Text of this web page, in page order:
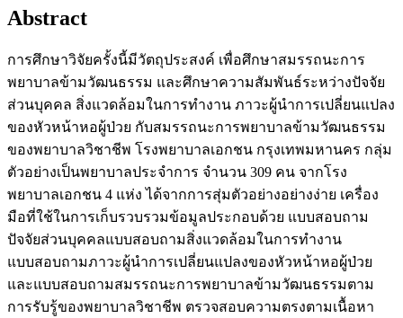
Abstract
การศึกษาวิจัยครั้งนี้มีวัตถุประสงค์ เพื่อศึกษาสมรรถนะการ
พยาบาลข้ามวัฒนธรรม และศึกษาความสัมพันธ์ระหว่างปัจจัย
ส่วนบุคคล สิ่งแวดล้อมในการทำงาน ภาวะผู้นำการเปลี่ยนแปลง
ของหัวหน้าหอผู้ป่วย กับสมรรถนะการพยาบาลข้ามวัฒนธรรม
ของพยาบาลวิชาชีพ โรงพยาบาลเอกชน กรุงเทพมหานคร กลุ่ม
ตัวอย่างเป็นพยาบาลประจำการ จำนวน 309 คน จากโรง
พยาบาลเอกชน 4 แห่ง ได้จากการสุ่มตัวอย่างอย่างง่าย เครื่อง
มือที่ใช้ในการเก็บรวบรวมข้อมูลประกอบด้วย แบบสอบถาม
ปัจจัยส่วนบุคคลแบบสอบถามสิ่งแวดล้อมในการทำงาน
แบบสอบถามภาวะผู้นำการเปลี่ยนแปลงของหัวหน้าหอผู้ป่วย
และแบบสอบถามสมรรถนะการพยาบาลข้ามวัฒนธรรมตาม
การรับรู้ของพยาบาลวิชาชีพ ตรวจสอบความตรงตามเนื้อหา